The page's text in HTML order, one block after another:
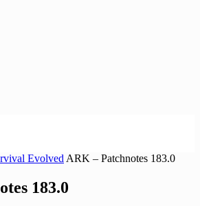
Evolved ARK – Patchnotes 183.0
183.0